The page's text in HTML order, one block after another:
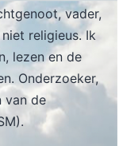
vader,
religieus. Ik
lezen en de
Onderzoeker,
van de